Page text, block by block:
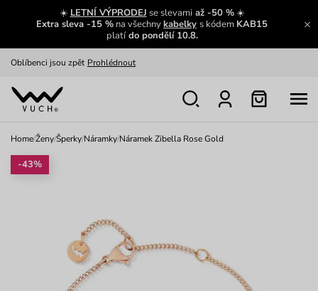
☀️ LETNÍ VÝPRODEJ se slevamiaž -50 %☀️
Extra sleva -15 % na všechnykabelky s kódem KAB15
platído pondělí 10.8.
Zajímavosti ze světa Vuch:
Zobrazit
Oblíbenci jsou zpět Prohlédnout
Nech se inspirovat
Home/Ženy/Šperky/Náramky/Náramek Zibella Rose Gold
-43%